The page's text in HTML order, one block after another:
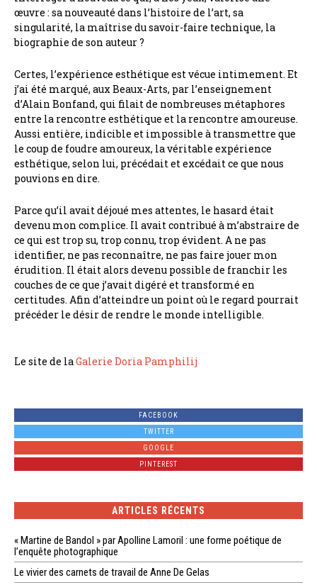
œuvre : sa nouveauté dans l’histoire de l’art, sa
singularité, la maîtrise du savoir-faire technique, la
biographie de son auteur ?
Certes, l’expérience esthétique est vécue intimement. Et
j’ai été marqué, aux Beaux-Arts, par l’enseignement
d’Alain Bonfand, qui filait de nombreuses métaphores
entre la rencontre esthétique et la rencontre amoureuse.
Aussi entière, indicible et impossible à transmettre que
le coup de foudre amoureux, la véritable expérience
esthétique, selon lui, précédait et excédait ce que nous
pouvions en dire.
Parce qu’il avait déjoué mes attentes, le hasard était
devenu mon complice. Il avait contribué à m’abstraire de
ce qui est trop su, trop connu, trop évident. A ne pas
identifier, ne pas reconnaître, ne pas faire jouer mon
érudition. Il était alors devenu possible de franchir les
couches de ce que j’avait digéré et transformé en
certitudes. Afin d’atteindre un point où le regard pourrait
précéder le désir de rendre le monde intelligible.
Le site de laGalerie Doria Pamphilij
FACEBOOK
TWITTER
GOOGLE
PINTEREST
ARTICLES RÉCENTS
« Martine de Bandol » par Apolline Lamoril : une forme poétique de
l’enquête photographique
Le vivier des carnets de travail de Anne De Gelas